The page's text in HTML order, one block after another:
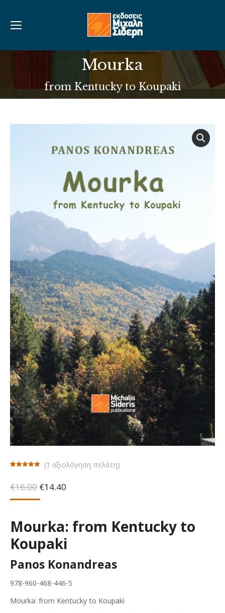
Mourka
from Kentucky to Koupaki
€16.00 Original
price
€16.00.
€14.40
είναι:
€14.40.
5 με βάση
βαθμολογία
πελάτη
(1 αξιολόγηση πελάτη)
Mourka: from Kentucky to
Koupaki
Panos Konandreas
978-960-468-446-5
Mourka: from Kentucky to Koupaki